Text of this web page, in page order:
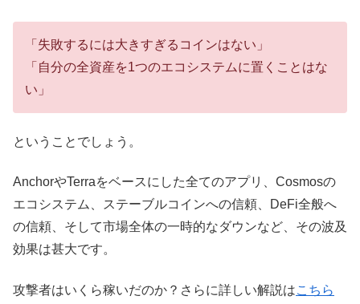
「失敗するには大きすぎるコインはない」
「自分の全資産を1つのエコシステムに置くことはな
い」
ということでしょう。
AnchorやTerraをベースにした全てのアプリ、Cosmosの
エコシステム、ステーブルコインへの信頼、DeFi全般へ
の信頼、そして市場全体の一時的なダウンなど、その波及
効果は甚大です。
攻撃者はいくら稼いだのか？さらに詳しい解説はこちら